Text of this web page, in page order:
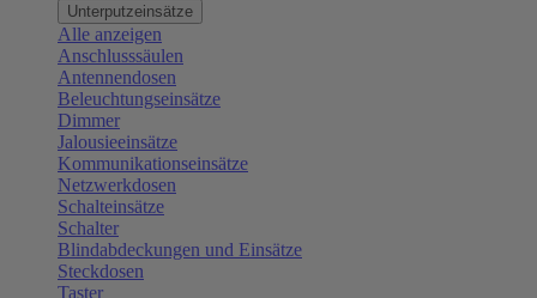
Unterputzeinsätze
Alle anzeigen
Anschlusssäulen
Antennendosen
Beleuchtungseinsätze
Dimmer
Jalousieeinsätze
Kommunikationseinsätze
Netzwerkdosen
Schalteinsätze
Schalter
Blindabdeckungen und Einsätze
Steckdosen
Taster